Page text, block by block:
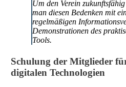
Um den Verein
man diesen Bedenken mit
regelmäßigen
Demonstrationen des
Tools.
Schulung der Mitglieder
digitalen Technologien